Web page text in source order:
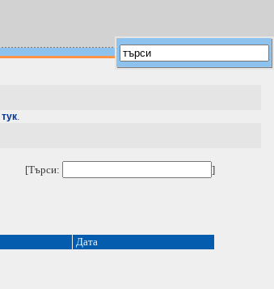
тук.
[Търси:
]
Дата